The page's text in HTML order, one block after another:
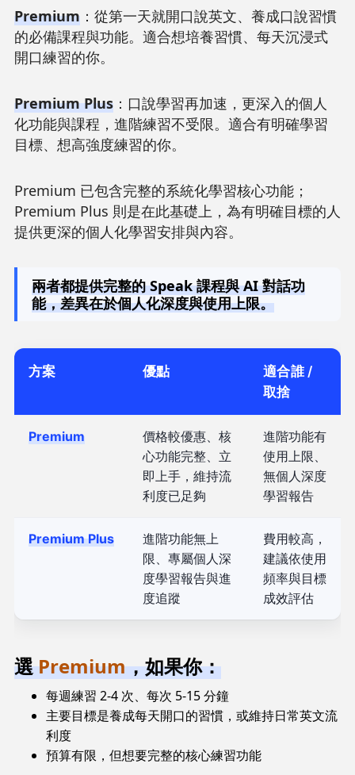
Premium：從第一天就開口說英文、養成口說習慣
的必備課程與功能。適合想培養習慣、每天沉浸式
開口練習的你。
Premium Plus：口說學習再加速，更深入的個人
化功能與課程，進階練習不受限。適合有明確學習
目標、想高強度練習的你。
Premium 已包含完整的系統化學習核心功能；
Premium Plus 則是在此基礎上，為有明確目標的人
提供更深的個人化學習安排與內容。
兩者都提供完整的 Speak 課程與 AI 對話功
能，差異在於個人化深度與使用上限。
方案 優點
適合誰 /
取捨
Premium
價格較優惠、核
心功能完整、立
即上手，維持流
利度已足夠
進階功能有
使用上限、
無個人深度
學習報告
Premium Plus
進階功能無上
限、專屬個人深
度學習報告與進
度追蹤
費用較高，
建議依使用
頻率與目標
成效評估
選Premium，如果你：
每週練習 2-4 次、每次 5-15 分鐘
主要目標是養成每天開口的習慣，或維持日常英文流
利度
預算有限，但想要完整的核心練習功能